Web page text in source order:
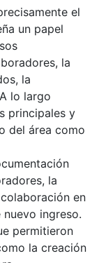
el
un papel
la
la
lo largo
principales y
del área como
la
en
ingreso.
permitieron
la creación